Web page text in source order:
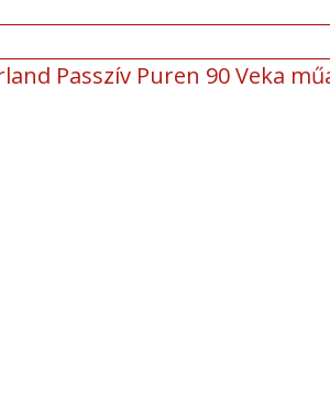
Passzív Puren 90 Veka